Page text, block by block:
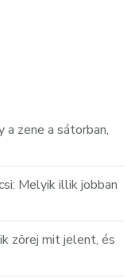
zene a sátorban,
Melyik illik jobban
zörej mit jelent, és